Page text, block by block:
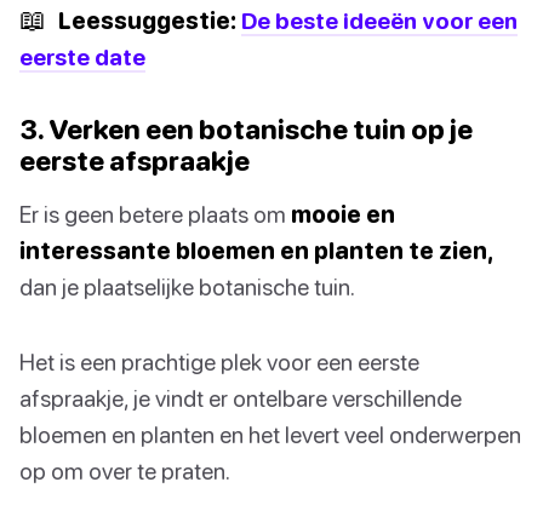
📖 Leessuggestie: De beste ideeën voor een
eerste date
3. Verken een botanische tuin op je
eerste afspraakje
Er is geen betere plaats om mooie en
interessante bloemen en planten te zien,
dan je plaatselijke botanische tuin.
Het is een prachtige plek voor een eerste
afspraakje, je vindt er ontelbare verschillende
bloemen en planten en het levert veel onderwerpen
op om over te praten.